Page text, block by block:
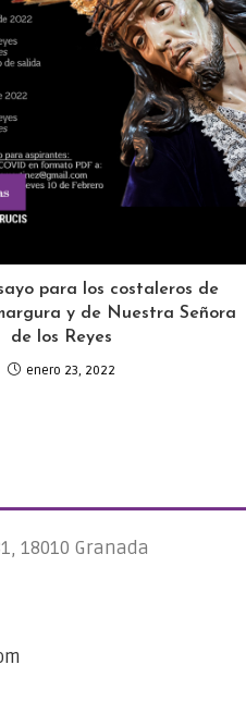
para los costaleros de
y de Nuestra Señora
de los Reyes
enero 23, 2022
18010 Granada